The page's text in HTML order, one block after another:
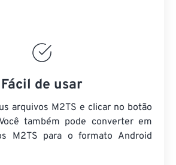
Fácil de usar
arquivos M2TS e clicar no botão
também pode converter em
M2TS para o formato Android